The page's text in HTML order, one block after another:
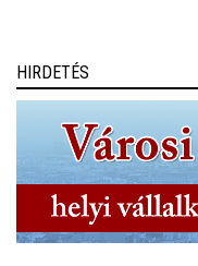
HIRDETÉS